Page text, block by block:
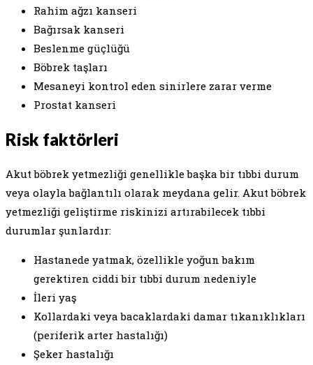
Rahim ağzı kanseri
Bağırsak kanseri
Beslenme güçlüğü
Böbrek taşları
Mesaneyi kontrol eden sinirlere zarar verme
Prostat kanseri
Risk faktörleri
Akut böbrek yetmezliği genellikle başka bir tıbbi durum
veya olayla bağlantılı olarak meydana gelir. Akut böbrek
yetmezliği geliştirme riskinizi artırabilecek tıbbi
durumlar şunlardır:
Hastanede yatmak, özellikle yoğun bakım
gerektiren ciddi bir tıbbi durum nedeniyle
İleri yaş
Kollardaki veya bacaklardaki damar tıkanıklıkları
(periferik arter hastalığı)
Şeker hastalığı